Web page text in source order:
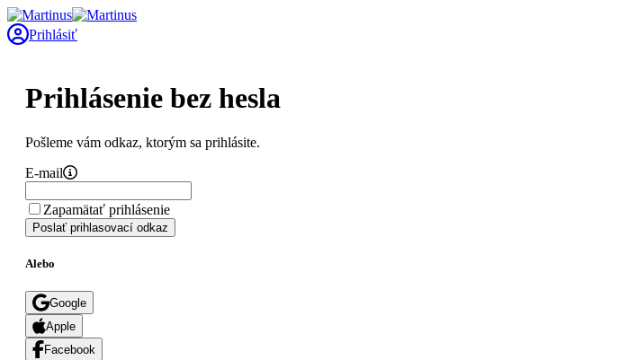
Prihlásiť
Prihlásenie bez hesla
Pošleme vám odkaz, ktorým sa prihlásite.
E-mail
Zapamätať prihlásenie
Poslať prihlasovací odkaz
Alebo
Google
Apple
Facebook